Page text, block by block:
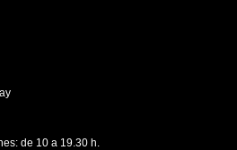
de 10 a 19.30 h.